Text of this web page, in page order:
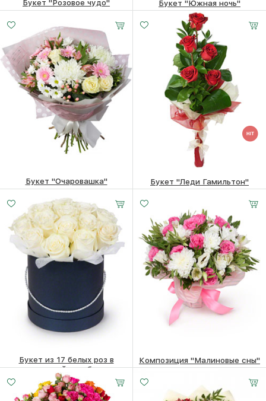
Букет "Розовое чудо" Букет "Южная ночь"
10550
Букет "Очаровашка"
7910
Букет "Леди Гамильтон"
Букет из 17 белых роз в
шляпной коробке
8610₽
Композиция "Малиновые сны"